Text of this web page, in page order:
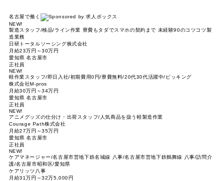
名古屋で働く
NEW!
製造スタッフ/検品/ライン作業 寮費もタダでスマホの契約まで 未経験90のコツコツ製
造業務
日研トータルソーシング株式会社
月給23万円～30万円
愛知県 名古屋市
正社員
NEW!
軽作業スタッフ/即日入社/初期費用0円/寮費無料/20代30代活躍中/ピッキング
株式会社M-pros
月給30万円～34万円
愛知県 名古屋市
正社員
NEW!
アニメグッズの仕分け・出荷スタッフ/人気商品を扱う軽製造作業
Courage Path株式会社
月給27万円～35万円
愛知県 名古屋市
正社員
NEW!
ケアマネージャー/名古屋市営地下鉄名城線 八事/名古屋市営地下鉄鶴舞線 八事/訪問介
護/名古屋市昭和区/愛知県
ケアリッツ八事
月給31万円～32万5,000円